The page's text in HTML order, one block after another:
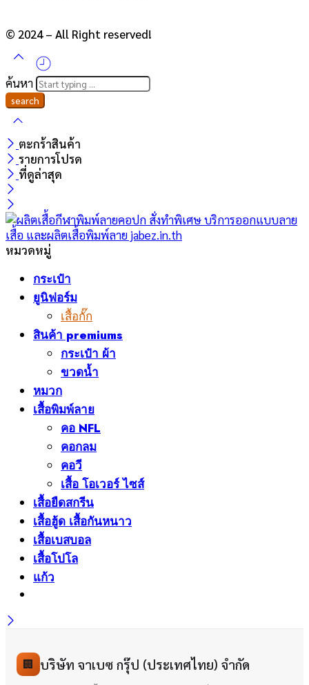
© 2024 – All Right reserved!
ค้นหา
ตะกร้าสินค้า
รายการโปรด
ที่ดูล่าสุด
หมวดหมู่
กระเป๋า
ยูนิฟอร์ม
เสื้อกั๊ก
สินค้า premiums
กระเป๋า ผ้า
ขวดน้ำ
หมวก
เสื้อพิมพ์ลาย
คอ NFL
คอกลม
คอวี
เสื้อ โอเวอร์ ไซส์
เสื้อยืดสกรีน
เสื้อฮู้ด เสื้อกันหนาว
เสื้อเบสบอล
เสื้อโปโล
แก้ว
🏢 บริษัท จาเบซ กรุ๊ป (ประเทศไทย) จำกัด